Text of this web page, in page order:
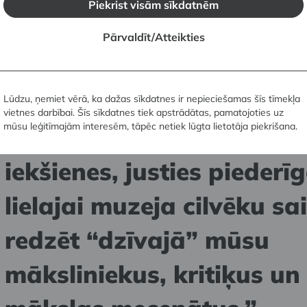
Darbs muzejā sniedz
brīnišķīgu iespēju iepazīt
muzeju un tā darbību no
iekšienes, justies
lielajai muzeja cilvēku
redzēt “dzīvajā” mūsu
māksliniekus, kritiķus un
Piekrist visām sīkdatnēm
Pārvaldīt/Atteikties
Lūdzu, ņemiet vērā, ka dažas sīkdatnes ir nepieciešamas šīs tīmekļa
vietnes darbībai. Šīs sīkdatnes tiek apstrādātas, pamatojoties uz
mūsu leģitīmajām interesēm, tāpēc netiek lūgta lietotāja piekrišana.